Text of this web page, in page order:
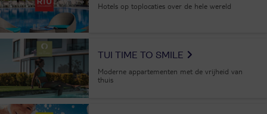
Hotels op toplocaties over de hele wereld
TUI TIME TO SMILE
Moderne appartementen met de vrijheid van
thuis